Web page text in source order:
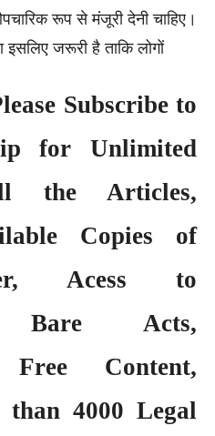
रूप से मंजूरी देनी चाहिए।
इसलिए जरूरी है ताकि लोगों
Subscribe to
for Unlimited
the Articles,
Copies of
Acess to
Bare Acts,
Free Content,
than 4000 Legal